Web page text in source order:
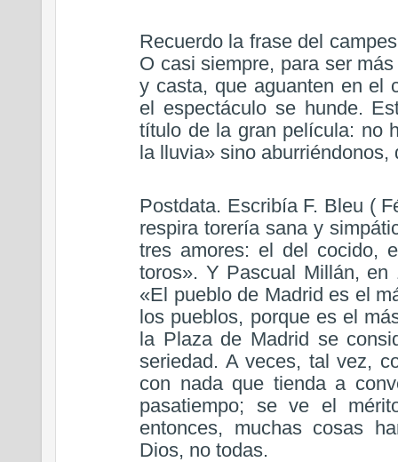
Recuerdo la frase del
O casi siempre, para ser
y casta, que aguanten en el
el espectáculo se hunde.
título de la gran película: no
la lluvia» sino
Postdata. Escribía F. Bleu (
respira torería sana y
tres amores: el del cocido,
toros». Y Pascual Millán,
«El pueblo de Madrid es el
los pueblos, porque es el
la Plaza de Madrid se
seriedad. A veces, tal vez,
con nada que tienda a
pasatiempo; se ve el
entonces, muchas cosas
Dios, no todas.